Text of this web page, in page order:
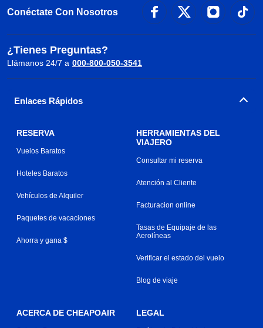
Conéctate Con Nosotros
¿Tienes Preguntas?
Llámanos 24/7 a 000-800-050-3541
Enlaces Rápidos
RESERVA
Vuelos Baratos
Hoteles Baratos
Vehículos de Alquiler
Paquetes de vacaciones
Ahorra y gana $
HERRAMIENTAS DEL
VIAJERO
Consultar mi reserva
Atención al Cliente
Facturacion online
Tasas de Equipaje de las
Aerolíneas
Verificar el estado del vuelo
Blog de viaje
ACERCA DE CHEAPOAIR LEGAL